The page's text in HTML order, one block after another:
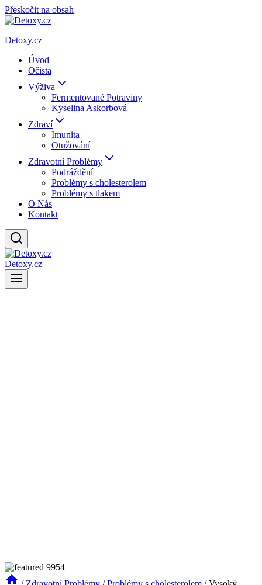
Přeskočit na obsah
Detoxy.cz
Úvod
Očista
Výživa
Fermentované Potraviny
Kyselina Askorbová
Zdraví
Imunita
Otužování
Zdravotní Problémy
Podráždění
Problémy s cholesterolem
Problémy s tlakem
O Nás
Kontakt
Detoxy.cz